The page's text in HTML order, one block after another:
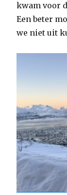
kwam voor
Een beter
we niet uit